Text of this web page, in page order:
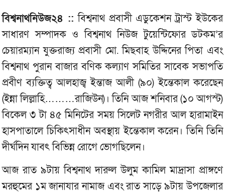
বিশ্বনাথনিউজ২৪ :: বিশ্বনাথ প্রবাসী এডুকেশন ট্রাস্ট ইউকের
সাধারণ সম্পাদক ও বিশ্বনাথ নিউজ টুয়েন্টিফোর ডটকম’র
চেয়ারম‌্যান যুক্তরাজ‌্য প্রবাসী মো. মিছবাহ উদ্দিনের পিতা এবং
বিশ্বনাথ পুরান বাজার বণিক কল্যাণ সমিতির সাবেক সভাপতি
প্রবীণ ব্যক্তিত্ব আলহাজ্ব ইন্তাজ আলী (৯০) ইন্তেকাল করেছেন
(ইন্না লিল্লাহি………রাজিউন)। তিনি আজ শনিবার (১০ আগস্ট)
বিকেল ৩ টা ৪৫ মিনিটের সময় সিলেট নগরীর আল হারামাইন
হাসপাতালে চিকিৎসাধীন অবস্থায় ইন্তেকাল করেন। তিনি তিনি
দীর্ঘদিন যাবৎ বিভিন্ন রোগে ভোগছিলেন।
আজ রাত ৯টায় বিশ্বনাথ দারুল উলুম কামিল মাদ্রাসা প্রাঙ্গণে
মরহুমের ১ম জানাযার নামাজ এবং রাত সাড়ে ৯টায় উপজেলার